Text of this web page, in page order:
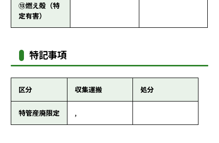
⑬燃え殻（特
定有害）
特記事項
区分 収集運搬 処分
特管産廃限定 ,